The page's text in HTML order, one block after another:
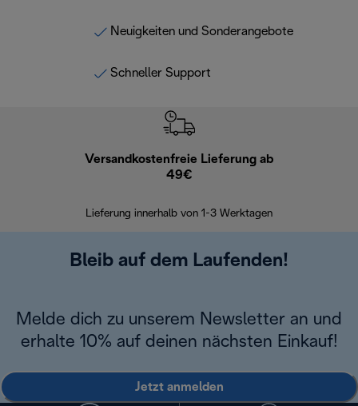
Neuigkeiten und Sonderangebote
Schneller Support
Versandkostenfreie Lieferung ab
49€
Lieferung innerhalb von 1-3 Werktagen
Bleib auf dem Laufenden!
Melde dich zu unserem Newsletter an und
erhalte 10% auf deinen nächsten Einkauf!
Jetzt anmelden